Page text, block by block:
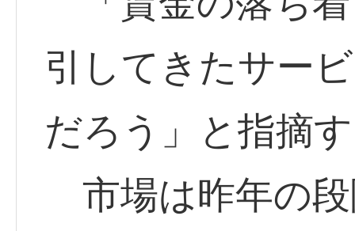
引してきたサー
だろう」と指摘
市場は昨年の